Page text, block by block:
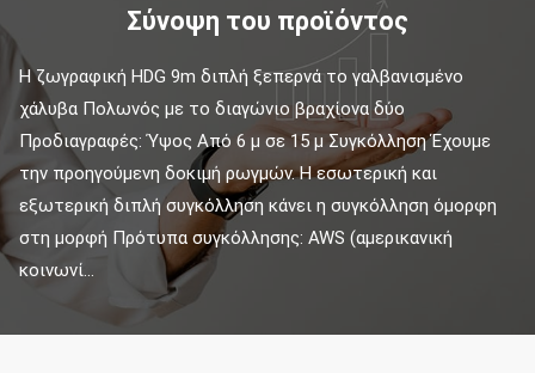
Σύνοψη του προϊόντος
Η ζωγραφική HDG 9m διπλή ξεπερνά το γαλβανισμένο
χάλυβα Πολωνός με το διαγώνιο βραχίονα δύο
Προδιαγραφές: Ύψος Από 6 μ σε 15 μ Συγκόλληση Έχουμε
την προηγούμενη δοκιμή ρωγμών. Η εσωτερική και
εξωτερική διπλή συγκόλληση κάνει η συγκόλληση όμορφη
στη μορφή Πρότυπα συγκόλλησης: AWS (αμερικανική
κοινωνί...